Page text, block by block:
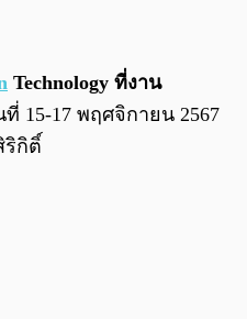
Technology ที่งาน
ที่ 15-17 พฤศจิกายน 2567
กิติ์